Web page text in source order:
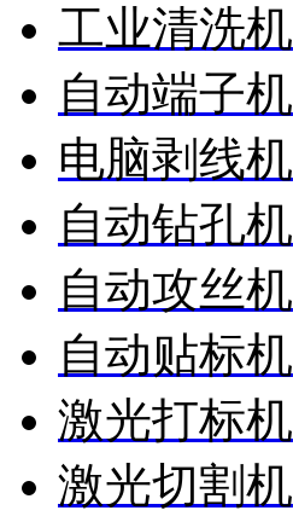
工业清洗机
自动端子机
电脑剥线机
自动钻孔机
自动攻丝机
自动贴标机
激光打标机
激光切割机